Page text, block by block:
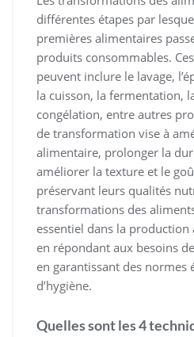
différentes étapes par
premières alimentaires
produits consommables.
peuvent inclure le lavage,
la cuisson, la fermentation,
congélation, entre autres
de transformation vise à
alimentaire, prolonger la
améliorer la texture et le
préservant leurs qualités
transformations des
essentiel dans la
en répondant aux besoins
en garantissant des normes
d’hygiène.
Quelles sont les 4